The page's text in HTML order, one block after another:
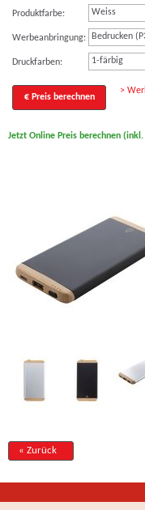
Produktfarbe: Weiss
Werbeanbringung: Bedrucken
Druckfarben: 1-färbig
€ Preis berechnen
>
Jetzt Online Preis berechnen
« Zurück